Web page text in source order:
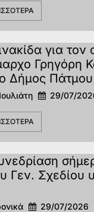
για τον
Γρηγόρη
Δήμος Πάτμου
29/07/
Γεν. Σχεδίου
29/07/2026